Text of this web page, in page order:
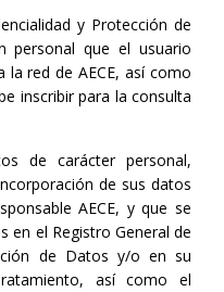
y Protección de
personal que el usuario
red de AECE, así como
inscribir para la consulta
de carácter personal,
de sus datos
AECE, y que se
en el Registro General de
de Datos y/o en su
así como el